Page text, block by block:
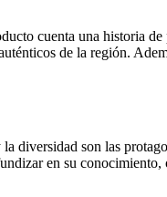
cuenta una historia
de la región.
son las
en su